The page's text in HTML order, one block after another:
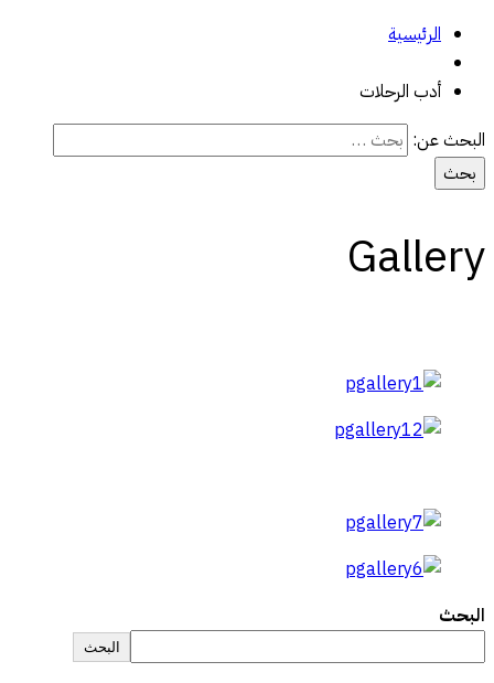
الرئيسية
أدب الرحلات
البحث عن:
Gallery
البحث
البحث